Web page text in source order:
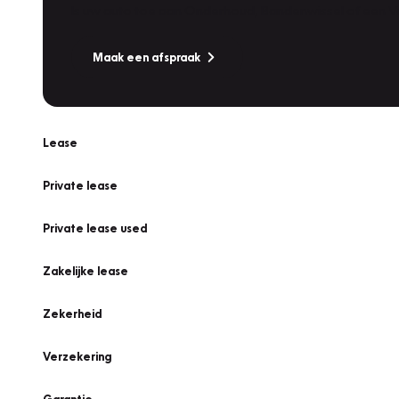
Maak een afspraak
Lease
Private lease
Private lease used
Zakelijke lease
Zekerheid
Verzekering